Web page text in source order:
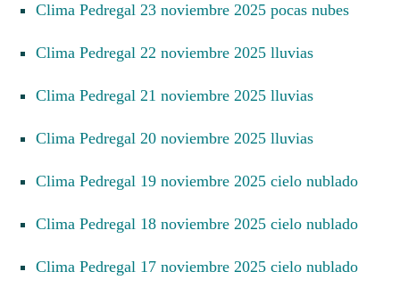
Clima Pedregal 23 noviembre 2025 pocas nubes
Clima Pedregal 22 noviembre 2025 lluvias
Clima Pedregal 21 noviembre 2025 lluvias
Clima Pedregal 20 noviembre 2025 lluvias
Clima Pedregal 19 noviembre 2025 cielo nublado
Clima Pedregal 18 noviembre 2025 cielo nublado
Clima Pedregal 17 noviembre 2025 cielo nublado